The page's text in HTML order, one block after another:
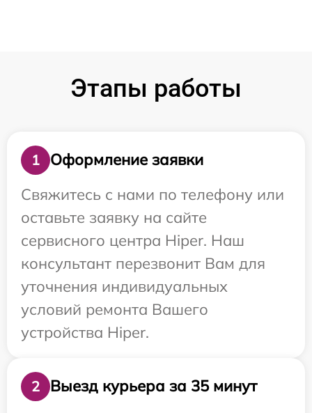
Этапы работы
1
Оформление заявки
Свяжитесь с нами по телефону или
оставьте заявку на сайте
сервисного центра Hiper. Наш
консультант перезвонит Вам для
уточнения индивидуальных
условий ремонта Вашего
устройства Hiper.
2
Выезд курьера за 35 минут